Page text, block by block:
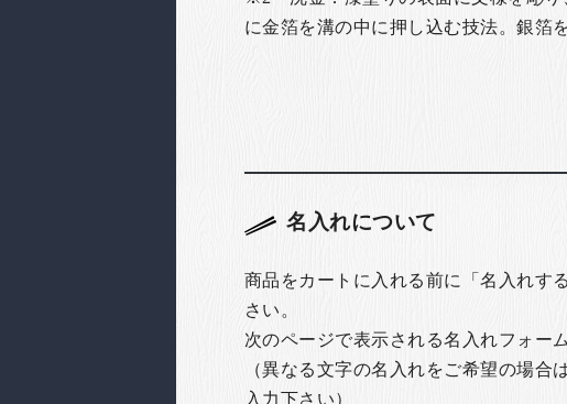
に金箔を溝の中に押し込む技法。銀箔
名入れについて
商品をカートに入れる前に「名入れす
さい。
次のページで表示される名入れフォー
（異なる文字の名入れをご希望の場
入力下さい）